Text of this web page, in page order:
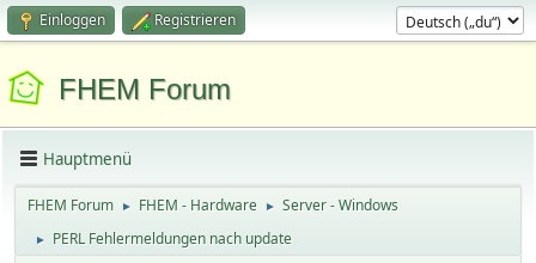
Einloggen Registrieren
FHEM Forum
Hauptmenü
FHEM Forum ► FHEM - Hardware ► Server - Windows
► PERL Fehlermeldungen nach update